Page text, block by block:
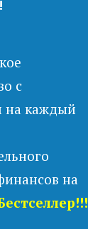
с
на каждый
на